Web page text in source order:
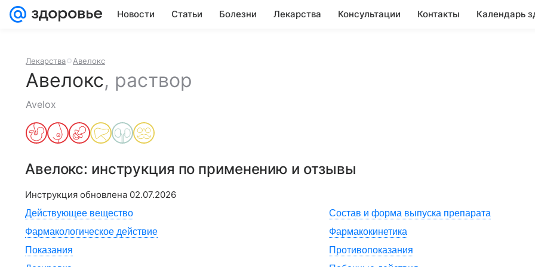
Новости Статьи Болезни Лекарства Консультации Контакты Календарь
Лекарства Авелокс
Авелокс, раствор
Avelox
Авелокс: инструкция по применению и отзывы
Инструкция обновлена 02.07.2026
Действующее вещество
Состав и форма выпуска препарата
Фармакологическое действие
Фармакокинетика
Показания
Противопоказания